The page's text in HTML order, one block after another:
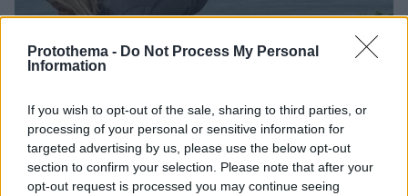
Protothema - Do Not Process My Personal
Information
If you wish to opt-out of the sale, sharing to third parties, or
processing of your personal or sensitive information for
targeted advertising by us, please use the below opt-out
section to confirm your selection. Please note that after your
opt-out request is processed you may continue seeing